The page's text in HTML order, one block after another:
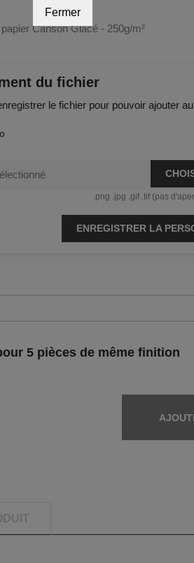
Canson Glacé - 250g/m²
du fichier
le fichier pour pouvoir ajouter
.png .jpg .gif .tif (pas
ENREGISTRER LA
5 pièces de même finition
Fermer